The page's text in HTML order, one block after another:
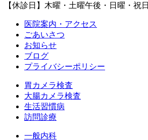
【休診日】木曜・土曜午後・日曜・祝日
医院案内・アクセス
ごあいさつ
お知らせ
ブログ
プライバシーポリシー
胃カメラ検査
大腸カメラ検査
生活習慣病
訪問診療
一般内科